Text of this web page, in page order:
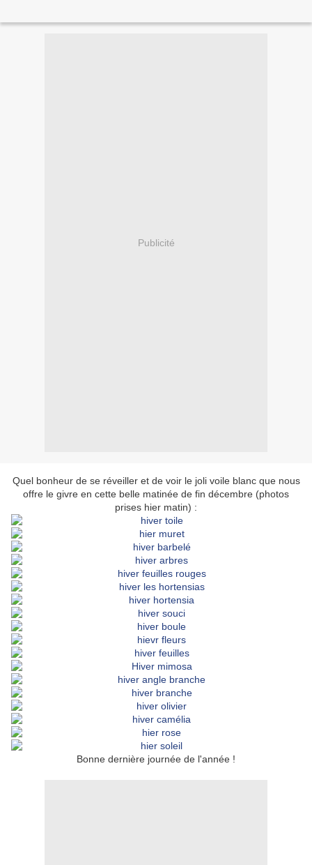
Publicité
Quel bonheur de se réveiller et de voir le joli voile blanc que nous
offre le givre en cette belle matinée de fin décembre (photos
prises hier matin) :
Bonne dernière journée de l'année !